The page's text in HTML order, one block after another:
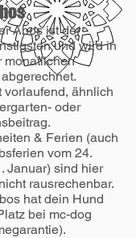
Abos ist der
und wird in
monatlichen
vorlaufend, ähnlich
oder
& Ferien (auch
vom 24.
Januar) sind hier
rausrechenbar.
hat dein Hund
bei mc-dog